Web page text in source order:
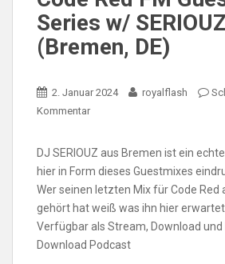
Series w/ SERIOUZ
(Bremen, DE)
2. Januar 2024 royalflash
Kommentar
DJ SERIOUZ aus Bremen ist ein
hier in Form dieses Guestmixes
Wer seinen letzten Mix für Code Red
gehört hat weiß was ihn hier
Verfügbar als Stream, Download und
Download Podcast